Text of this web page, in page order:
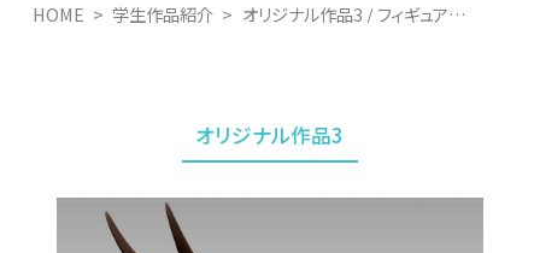
HOME 学生作品紹介 オリジナル作品3 / フィギュアデザイン学科
オリジナル作品3